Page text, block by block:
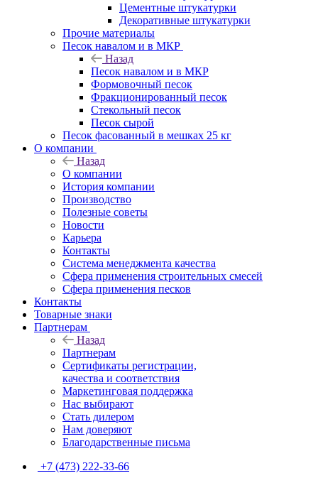
Цементные штукатурки
Декоративные штукатурки
Прочие материалы
Песок навалом и в МКР
Назад
Песок навалом и в МКР
Формовочный песок
Фракционированный песок
Стекольный песок
Песок сырой
Песок фасованный в мешках 25 кг
О компании
Назад
О компании
История компании
Производство
Полезные советы
Новости
Карьера
Контакты
Система менеджмента качества
Сфера применения строительных смесей
Сфера применения песков
Контакты
Товарные знаки
Партнерам
Назад
Партнерам
Сертификаты регистрации,
качества и соответствия
Маркетинговая поддержка
Нас выбирают
Стать дилером
Нам доверяют
Благодарственные письма
+7 (473) 222-33-66